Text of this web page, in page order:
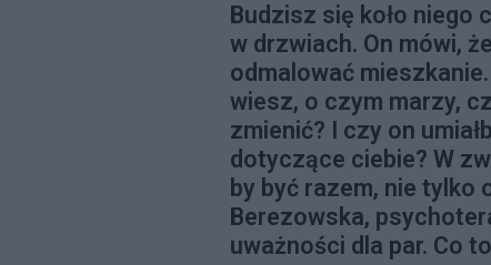
Budzisz się koło niego
w drzwiach. On mówi,
odmalować
wiesz, o czym marzy,
zmienić? I czy on
dotyczące ciebie? W
by być razem, nie tylko
Berezowska,
uważności dla par. Co